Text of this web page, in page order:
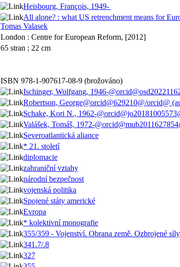
Heisbourg, François, 1949-
All alone? : what US retrenchment means for
Tomas Valasek
London : Centre for European Reform, [2012]
65 stran ; 22 cm
ISBN 978-1-907617-08-9 (brožováno)
Ischinger, Wolfgang, 1946-
Robertson, George@orcid@629210@/orcid@
Schake, Kori N., 1962-
Valášek, Tomáš, 1972-
Severoatlantická aliance
* 21. století
diplomacie
zahraniční vztahy
národní bezpečnost
vojenská politika
Spojené státy americké
Evropa
* kolektivní monografie
355/359 - Vojenství. Obrana země. Ozbrojené síly
341.7/.8
327